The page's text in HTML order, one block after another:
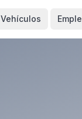
Vehículos